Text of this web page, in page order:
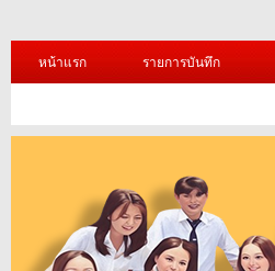
หน้าแรก รายการบันทึก